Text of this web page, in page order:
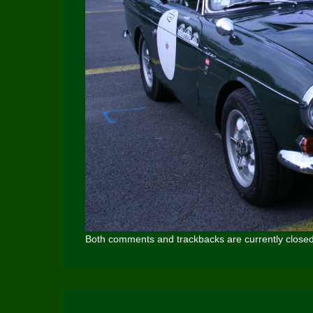
Both comments and trackbacks are currently